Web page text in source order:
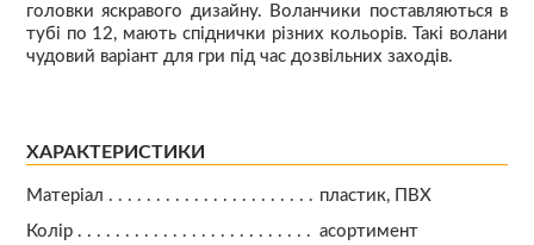
головки яскравого дизайну. Воланчики поставляються в
тубі по 12, мають спіднички різних кольорів. Такі волани
чудовий варіант для гри під час дозвільних заходів.
ХАРАКТЕРИСТИКИ
Матеріал
пластик, ПВХ
Колір
асортимент